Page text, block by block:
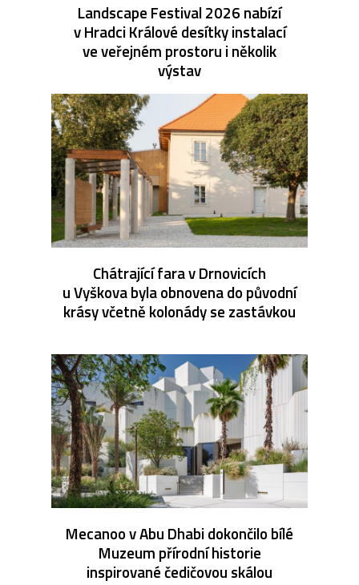
Landscape Festival 2026 nabízí
v Hradci Králové desítky instalací
ve veřejném prostoru i několik
výstav
Chátrající fara v Drnovicích
u Vyškova byla obnovena do původní
krásy včetně kolonády se zastávkou
Mecanoo v Abu Dhabi dokončilo bílé
Muzeum přírodní historie
inspirované čedičovou skálou